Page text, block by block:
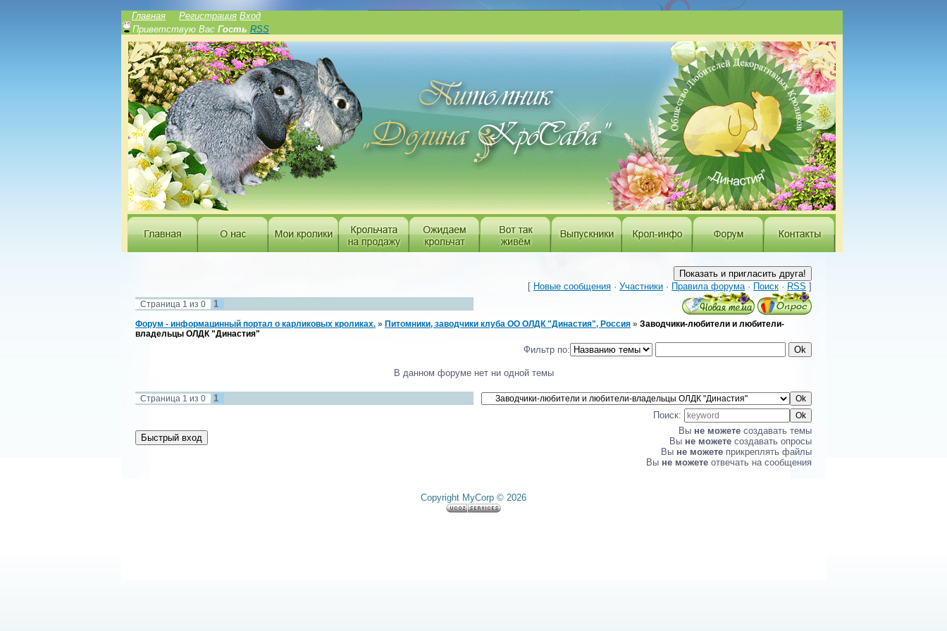
Главная
Регистрация Вход
Приветствую Вас Гость RSS
[ Новые сообщения · Участники · Правила форума· Поиск · RSS ]
Страница 1 из 0 1
Форум - информацинный портал о карликовых кроликах. » Питомники, заводчики клуба ОО ОЛДК "Династия", Россия » Заводчики-любители и любители-
владельцы ОЛДК "Династия"
Фильтр по:
В данном форуме нет ни одной темы
Страница 1 из 0
1
Поиск:
Вы не можете создавать темы
Вы не можете создавать опросы
Вы не можете прикреплять файлы
Вы не можете отвечать на сообщения
Copyright MyCorp © 2026